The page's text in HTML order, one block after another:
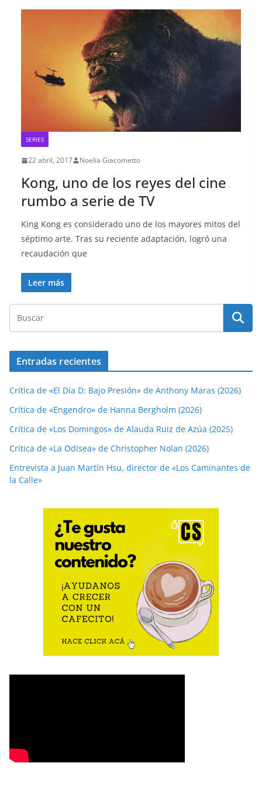
SERIES
22 abril, 2017 Noelia Giacometto
Kong, uno de los reyes del cine
rumbo a serie de TV
King Kong es considerado uno de los mayores mitos del
séptimo arte. Tras su reciente adaptación, logró una
recaudación que
Leer más
Entradas recientes
Crítica de «El Día D: Bajo Presión» de Anthony Maras (2026)
Crítica de «Engendro» de Hanna Bergholm (2026)
Crítica de «Los Domingos» de Alauda Ruiz de Azúa (2025)
Crítica de «La Odisea» de Christopher Nolan (2026)
Entrevista a Juan Martín Hsu, director de «Los Caminantes de
la Calle»